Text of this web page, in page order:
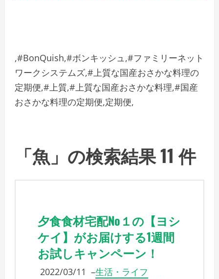
,#BonQuish,#ボンキッシュ,#ファミリーネット
ワークシステムズ,#上質な国産おさかな料理の
定期便,#上質,#上質な国産おさかな料理,#国産
おさかな料理の定期便,定期便,
「魚」の検索結果 11 件
夕食食材宅配No１の【ヨシ
ケイ】がお届けする1週間
お試しキャンペーン！
2022/03/11 –生活・ライフ